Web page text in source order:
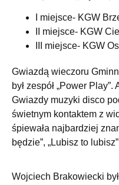
I miejsce- KGW
II miejsce- KGW
III miejsce- KGW
Gwiazdą wieczoru
był zespół „Power
Gwiazdy muzyki disco
świetnym kontaktem z
śpiewała najbardziej
będzie”, „Lubisz to
Wojciech Brakowiecki